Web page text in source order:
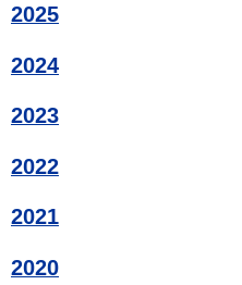
2025
2024
2023
2022
2021
2020